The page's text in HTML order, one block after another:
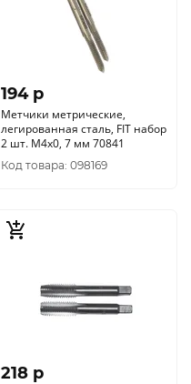
194 p
Метчики метрические,
легированная сталь, FIT набор
2 шт. М4х0, 7 мм 70841
Код товара: 098169
218 p